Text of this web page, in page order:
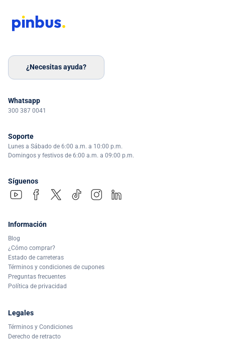
¿Necesitas ayuda?
Whatsapp
300 387 0041
Soporte
Lunes a Sábado de 6:00 a.m. a 10:00 p.m.
Domingos y festivos de 6:00 a.m. a 09:00 p.m.
Síguenos
Información
Blog
¿Cómo comprar?
Estado de carreteras
Términos y condiciones de cupones
Preguntas frecuentes
Política de privacidad
Legales
Términos y Condiciones
Derecho de retracto